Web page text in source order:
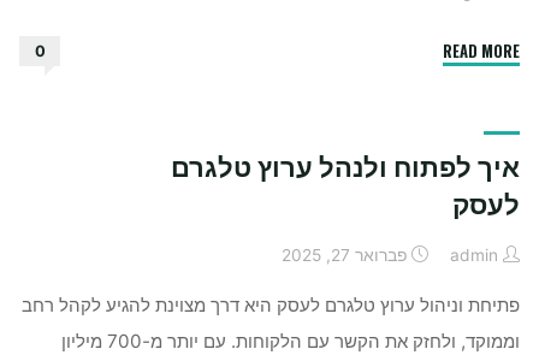
READ MORE
בשבת"
0
איך לפתוח ולנהל ערוץ טלגרם
לעסק
admin פברואר 27, 2025
פתיחת וניהול ערוץ טלגרם לעסק היא דרך מצוינת להגיע לקהל רחב
וממוקד, ולחזק את הקשר עם הלקוחות. עם יותר מ-700 מיליון